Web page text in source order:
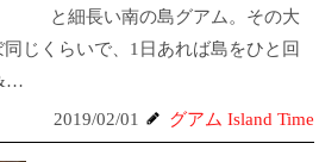
と細長い南の島グアム。その大
じくらいで、1日あれば島をひと回
2019/02/01
グアム Island Time